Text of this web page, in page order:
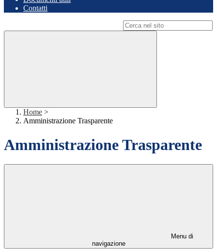
Contatti
Home >
Amministrazione Trasparente
Amministrazione Trasparente
Menu di
navigazione